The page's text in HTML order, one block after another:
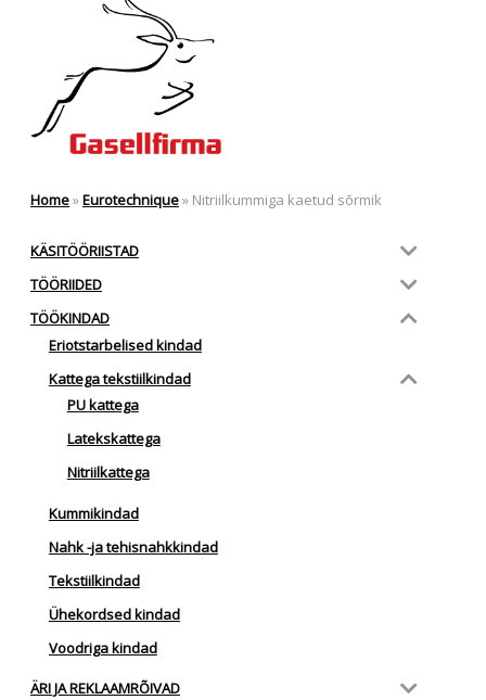
Home»Eurotechnique» Nitriilkummiga kaetud sõrmik
KÄSITÖÖRIISTAD
TÖÖRIIDED
TÖÖKINDAD
Eriotstarbelised kindad
Kattega tekstiilkindad
PU kattega
Latekskattega
Nitriilkattega
Kummikindad
Nahk -ja tehisnahkkindad
Tekstiilkindad
Ühekordsed kindad
Voodriga kindad
ÄRI JA REKLAAMRÕIVAD